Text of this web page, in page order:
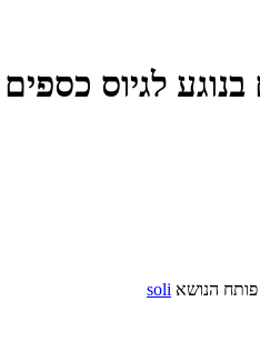
לגיוס כספים
פותח הנושא soli